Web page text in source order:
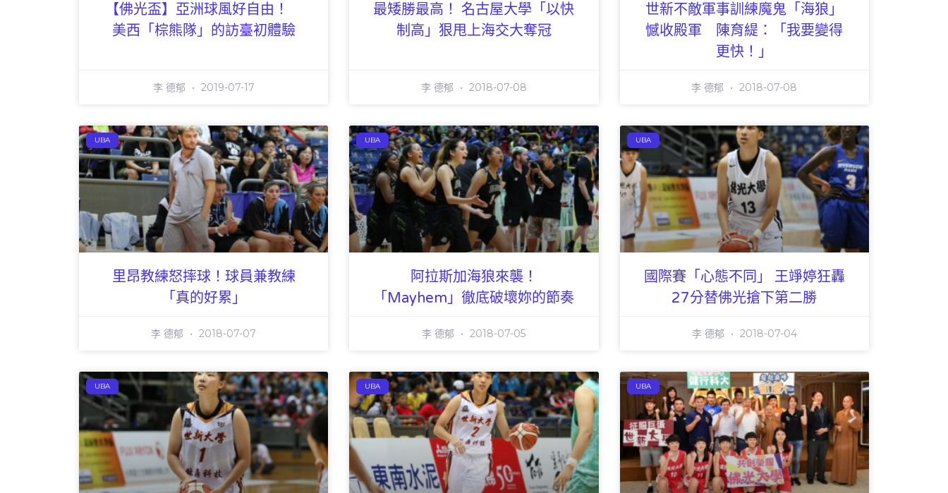
【佛光盃】亞洲球風好自由！
美西「棕熊隊」的訪臺初體驗
李 德郁 2019-07-17
最矮勝最高！ 名古屋大學「以快
制高」狠甩上海交大奪冠
李 德郁 2018-07-08
世新不敵軍事訓練魔鬼「海狼」
憾收殿軍 陳育緹：「我要變得
更快！」
李 德郁 2018-07-08
UBA
里昂教練怒摔球！球員兼教練
「真的好累」
李 德郁 2018-07-07
UBA
阿拉斯加海狼來襲！
「Mayhem」徹底破壞妳的節奏
李 德郁 2018-07-05
UBA
國際賽「心態不同」 王竫婷狂轟
27分替佛光搶下第二勝
李 德郁 2018-07-04
UBA UBA UBA